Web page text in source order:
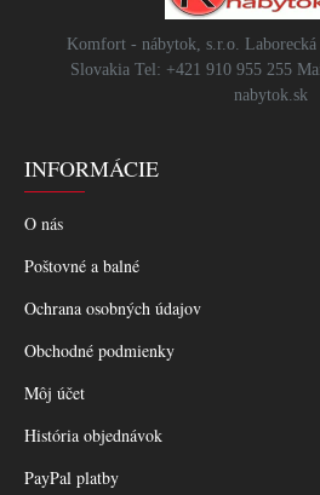
Komfort - nábytok, s.r.o.
Slovakia Tel: +421 910 955 255
nabytok.sk
INFORMÁCIE
O nás
Poštovné a balné
Ochrana osobných údajov
Obchodné podmienky
Môj účet
História objednávok
PayPal platby